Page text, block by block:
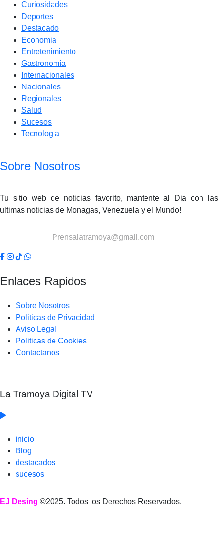
Curiosidades
Deportes
Destacado
Economia
Entretenimiento
Gastronomía
Internacionales
Nacionales
Regionales
Salud
Sucesos
Tecnologia
Sobre Nosotros
Tu sitio web de noticias favorito, mantente al Dia con las
ultimas noticias de Monagas, Venezuela y el Mundo!
Prensalatramoya@gmail.com
Enlaces Rapidos
Sobre Nosotros
Politicas de Privacidad
Aviso Legal
Politicas de Cookies
Contactanos
La Tramoya Digital TV
inicio
Blog
destacados
sucesos
EJ Desing ©2025. Todos los Derechos Reservados.